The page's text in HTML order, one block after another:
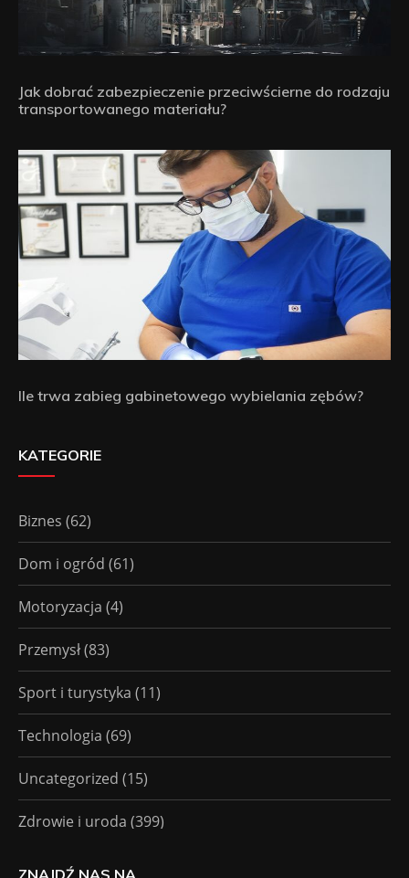
Jak dobrać zabezpieczenie przeciwścierne do rodzaju
transportowanego materiału?
Ile trwa zabieg gabinetowego wybielania zębów?
KATEGORIE
Biznes (62)
Dom i ogród (61)
Motoryzacja (4)
Przemysł(83)
Sport i turystyka (11)
Technologia (69)
Uncategorized (15)
Zdrowie i uroda (399)
ZNAJDŹ NAS NA